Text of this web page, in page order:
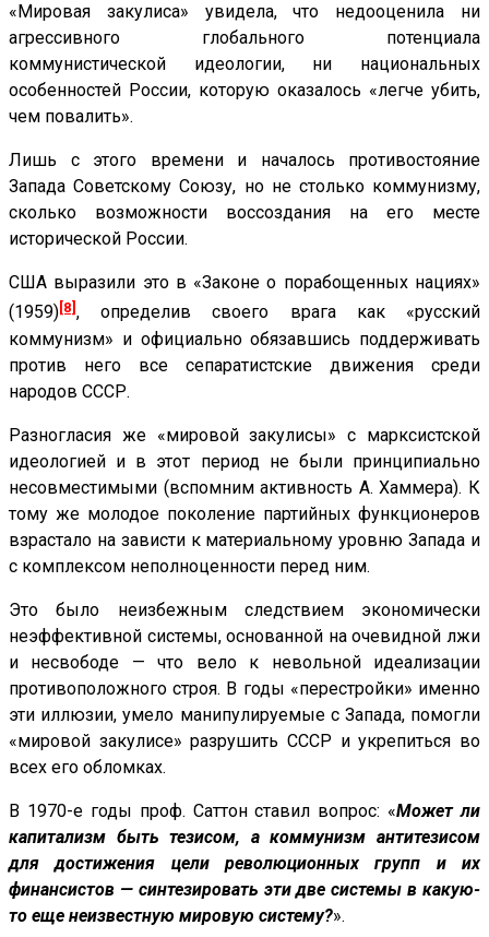
«Мировая закулиса» увидела, что недооценила ни
агрессивного глобального потенциала
коммунистической идеологии, ни национальных
особенностей России, которую оказалось «легче убить,
чем повалить».
Лишь с этого времени и началось противостояние
Запада Советскому Союзу, но не столько коммунизму,
сколько возможности воссоздания на его месте
исторической России.
США выразили это в «Законе о порабощенных нациях»
(1959)[8] , определив своего врага как «русский
коммунизм» и официально обязавшись поддерживать
против него все сепаратистские движения среди
народов СССР.
Разногласия же «мировой закулисы» с марксистской
идеологией и в этот период не были принципиально
несовместимыми (вспомним активность А. Хаммера). К
тому же молодое поколение партийных функционеров
взрастало на зависти к материальному уровню Запада и
с комплексом неполноценности перед ним.
Это было неизбежным следствием экономически
неэффективной системы, основанной на очевидной лжи
и несвободе — что вело к невольной идеализации
противоположного строя. В годы «перестройки» именно
эти иллюзии, умело манипулируемые с Запада, помогли
«мировой закулисе» разрушить СССР и укрепиться во
всех его обломках.
В 1970-е годы проф. Саттон ставил вопрос: «Может ли
капитализм быть тезисом, а коммунизм антитезисом
для достижения цели революционных групп и их
финансистов — синтезировать эти две системы в какую-
то еще неизвестную мировую систему?».